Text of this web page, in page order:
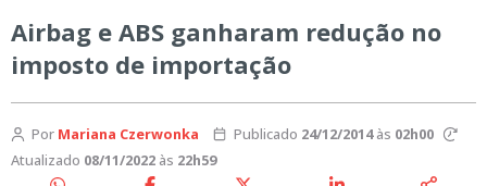
Airbag e ABS ganharam redução no
imposto de importação
Por Mariana Czerwonka Publicado 24/12/2014às 02h00
Atualizado 08/11/2022 às 22h59